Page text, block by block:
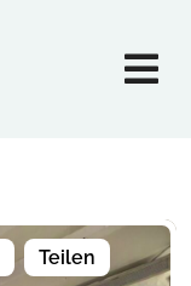
Teilen